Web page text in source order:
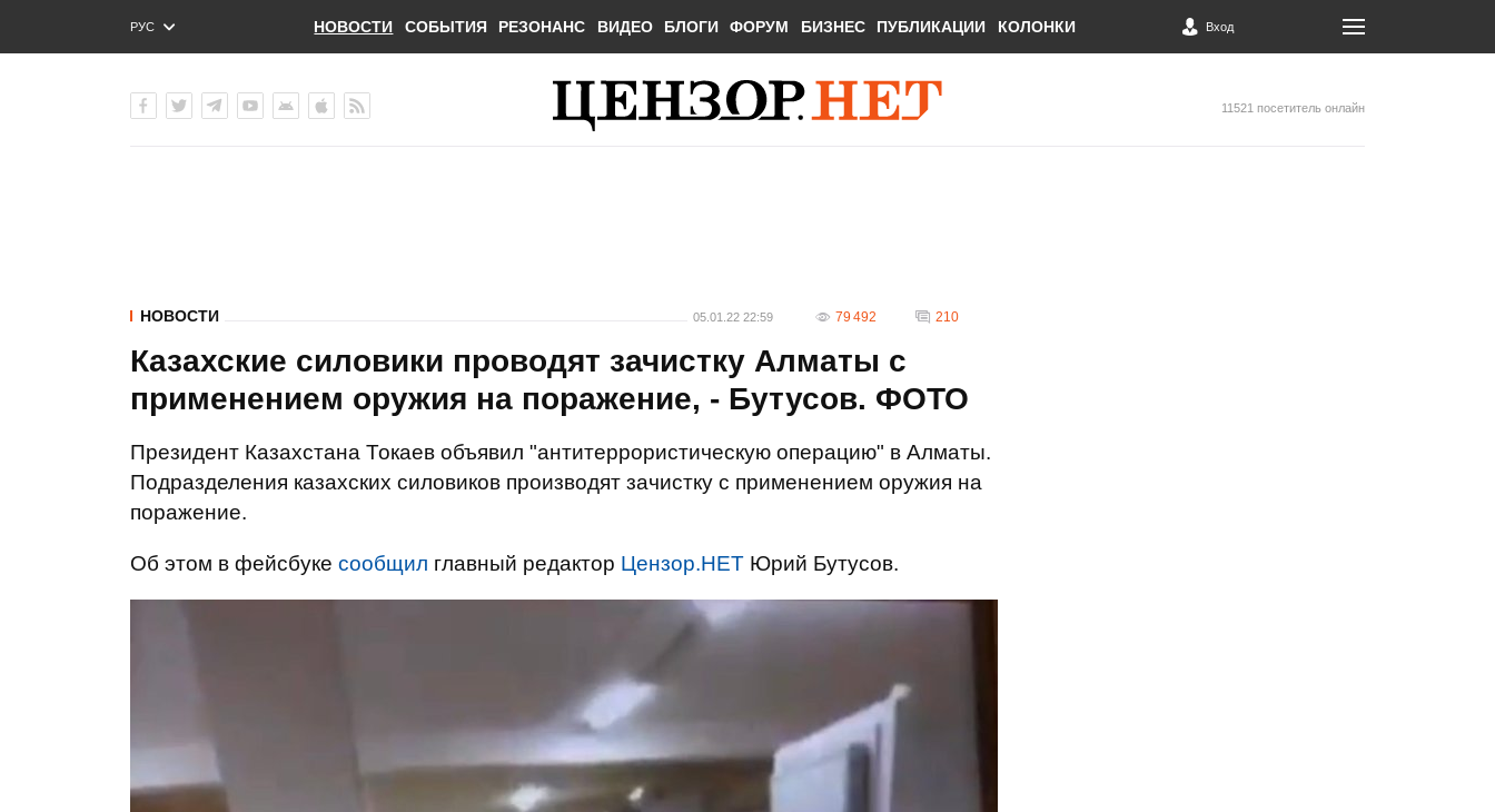
РУС
ENG
НОВОСТИ СОБЫТИЯ РЕЗОНАНС ВИДЕО БЛОГИ ФОРУМ БИЗНЕС ПУБЛИКАЦИИ КОЛОНКИ Вход
11521 посетитель онлайн
НОВОСТИ 05.01.22 22:59 79 492 210
Казахские силовики проводят зачистку Алматы с
применением оружия на поражение, - Бутусов. ФОТО
Президент Казахстана Токаев объявил "антитеррористическую операцию" в Алматы.
Подразделения казахских силовиков производят зачистку с применением оружия на
поражение.
Об этом в фейсбуке сообщил главный редактор Цензор.НЕТ Юрий Бутусов.